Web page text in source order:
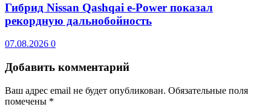
Гибрид Nissan Qashqai e-Power показал
рекордную дальнобойность
07.08.2026 0
Добавить комментарий
Ваш адрес email не будет опубликован. Обязательные поля
помечены *